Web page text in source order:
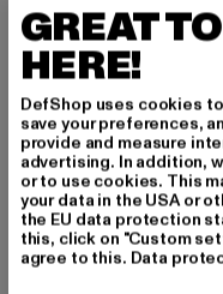
BRANDIT
Ladies BDU Ripstop
32,79 EUR
Derzeitiger Preis: 32,79
39,99 EUR
GREAT
HERE!
DefShop uses cookies
save your preferences,
provide and measure
advertising. In addition,
or to use cookies. This
your data in the USA or
the EU data protection
this, click on "Custom
agree to this. Data